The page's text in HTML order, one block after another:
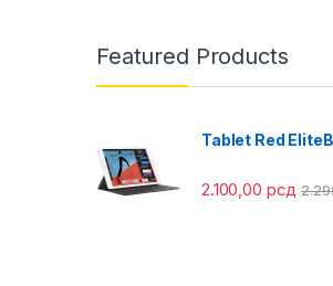
Featured Products
Tablet Red
2.100,00 рсд